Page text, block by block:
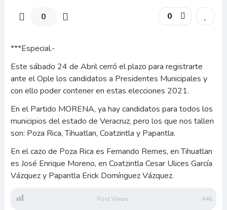
0 0
***Especial.-
Este sábado 24 de Abril cerró el plazo para registrarte
ante el Ople los candidatos a Presidentes Municipales y
con ello poder contener en estas elecciones 2021.
En el Partido MORENA, ya hay candidatos para todos los
municipios del estado de Veracruz, pero los que nos tallen
son: Poza Rica, Tihuatlan, Coatzintla y Papantla.
En el cazo de Poza Rica es Fernando Remes, en Tihuatlan
es José Enrique Moreno, en Coatzintla Cesar Ulices García
Vázquez y Papantla Erick Domínguez Vázquez.
Post Views: 446